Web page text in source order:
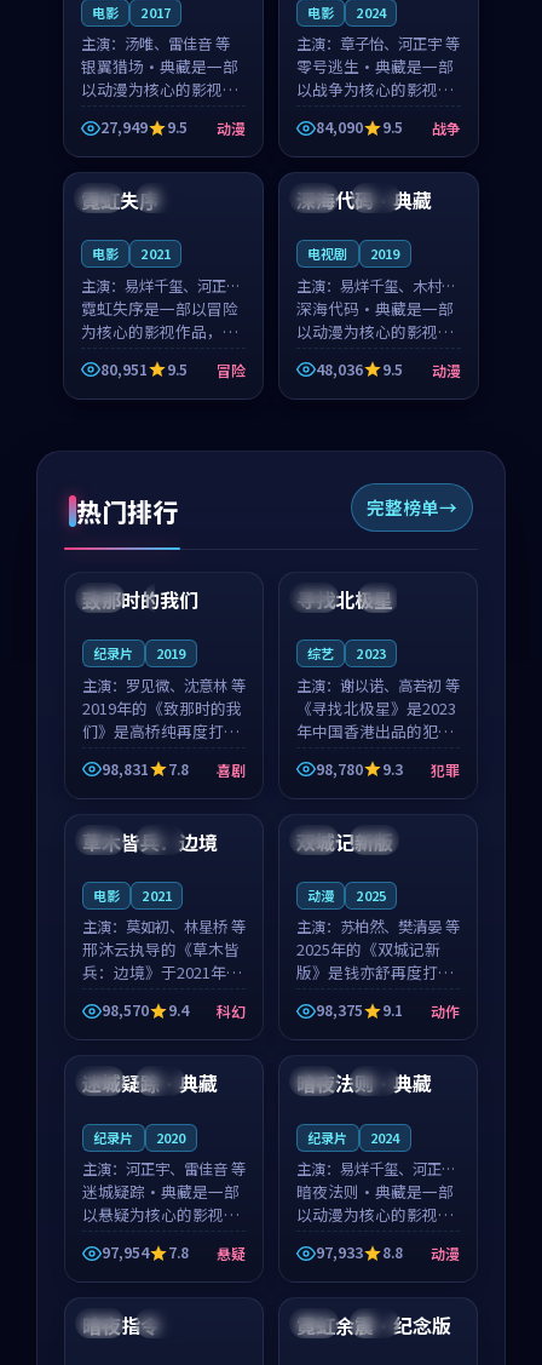
电影 2017
主演： 汤唯、雷佳音 等
银翼猎场·典藏是一部
以动漫为核心的影视作
品，围绕危机、反转与
人物成长展开，整体节
奏紧凑，值得推荐观
看。
27,949 9.5 动漫
电影 2024
主演： 章子怡、河正宇 等
零号逃生·典藏是一部
以战争为核心的影视作
品，围绕危机、反转与
人物成长展开，整体节
奏紧凑，值得推荐观
看。
84,090 9.5 战争
泰国 热播
霓虹失序
电影 2021
主演： 易烊千玺、河正宇
等
霓虹失序是一部以冒险
为核心的影视作品，围
绕危机、反转与人物成
长展开，整体节奏紧
凑，值得推荐观看。
80,951 9.5 冒险
泰国 高分
深海代码·典藏
电视剧 2019
主演： 易烊千玺、木村拓
哉 等
深海代码·典藏是一部
以动漫为核心的影视作
品，围绕危机、反转与
人物成长展开，整体节
奏紧凑，值得推荐观
48,036 9.5 动漫
热门排行 完整榜单
中国 4K
99:22
致那时的我们
纪录片 2019
主演： 罗见微、沈意林 等
2019年的《致那时的我
们》是高桥纯再度打磨
的喜剧佳作。中国大陆
的取景与都市寓言的氛
围相互成就，罗见微与
沈意林的对手戏自然克
制，让整部影片在悬
98,831 7.8 喜剧
中国 4K
99:18
寻找北极星
综艺 2023
主演： 谢以诺、高若初 等
《寻找北极星》是2023
年中国香港出品的犯罪
新作，主创团队希望用
公路冒险的故事让观众
停下来想一想。谢以诺
领衔，高若初担任重要
角色，戚南柯的叙事
98,780 9.3 犯罪
泰国 独播
草木皆兵：边境
电影 2021
主演： 莫如初、林星桥 等
邢沐云执导的《草木皆
兵：边境》于2021年面
世，泰国的城市气质与
校园青春的人物心境共
同构筑了影片基调。莫
如初、林星桥用细腻的
表演撑起整部科幻电
98,570 9.4 科幻
中国 独播
双城记新版
动漫 2025
主演： 苏柏然、樊清晏 等
2025年的《双城记新
版》是钱亦舒再度打磨
的动作佳作。中国大陆
的取景与沙漠探险的氛
围相互成就，苏柏然与
樊清晏的对手戏自然克
制，让整部影片在悬念
98,375 9.1 动作
中国 杜比
迷城疑踪·典藏
纪录片 2020
主演： 河正宇、雷佳音 等
迷城疑踪·典藏是一部
以悬疑为核心的影视作
品，围绕危机、反转与
人物成长展开，整体节
奏紧凑，值得推荐观
看。
97,954 7.8 悬疑
中国 院线
暗夜法则·典藏
纪录片 2024
主演： 易烊千玺、河正宇
等
暗夜法则·典藏是一部
以动漫为核心的影视作
品，围绕危机、反转与
人物成长展开，整体节
奏紧凑，值得推荐观
看。
97,933 8.8 动漫
英国 杜比
暗夜指令 日本 独播
霓虹余震·纪念版